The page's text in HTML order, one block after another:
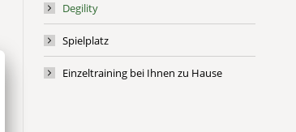
Degility
Spielplatz
Einzeltraining bei Ihnen zu Hause